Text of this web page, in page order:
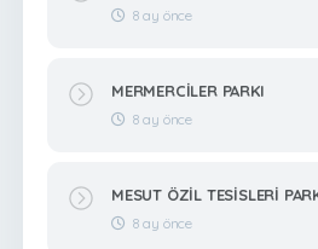
8 ay önce
MERMERCİLER PARKI
8 ay önce
MESUT ÖZİL TESİSLERİ
8 ay önce